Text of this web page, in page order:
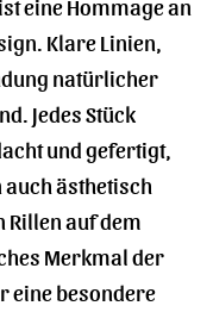
Klare Linien,
natürlicher
Jedes Stück
und gefertigt,
ästhetisch
Rillen auf dem
Merkmal der
eine besondere